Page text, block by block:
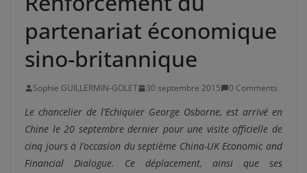
partenariat économique
sino-britannique
Sophie GUILLERMIN-GOLET 30 septembre 2015 0 Comments
Le chancelier de l’Echiquier George Osborne, est arrivé en
Chine le 20 septembre dernier pour une visite officielle de
cinq jours à l’occasion du septième China-UK Economic and
Financial Dialogue. Ce déplacement, ainsi que ses